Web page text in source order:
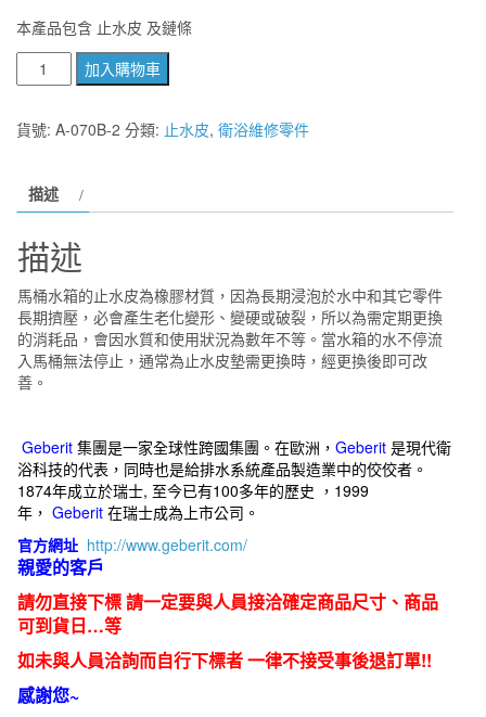
本產品包含 止水皮 及鏈條
國
GERBER
A-
桶
水
器
用
止
皮
數
量
加入購物車
貨號: A-070B-2 分類: 止水皮, 衛浴維修零件
描述
描述
馬桶水箱的止水皮為橡膠材質，因為長期浸泡於水中和其它零件
長期擠壓，必會產生老化變形、變硬或破裂，所以為需定期更換
的消耗品，會因水質和使用狀況為數年不等。當水箱的水不停流
入馬桶無法停止，通常為止水皮墊需更換時，經更換後即可改
善。
Geberit 集團是一家全球性跨國集團。在歐洲， Geberit 是現代衛
浴科技的代表，同時也是給排水系統產品製造業中的佼佼者。
1874年成立於瑞士, 至今已有100多年的歷史 ，1999
年， Geberit 在瑞士成為上市公司。
官方網址 http://www.geberit.com/
親愛的客戶
請勿直接下標 請一定要與人員接洽確定商品尺寸、商品
可到貨日…等
如未與人員洽詢而自行下標者 一律不接受事後退訂單!!
感謝您~